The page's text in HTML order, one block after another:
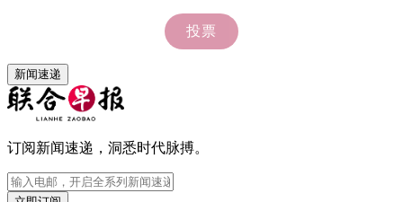
新闻速递
订阅新闻速递，洞悉时代脉搏。